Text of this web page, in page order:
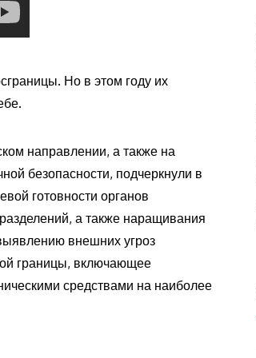
Но в этом году их
направлении, а также на
безопасности, подчеркнули в
готовности органов
а также наращивания
внешних угроз
границы, включающее
средствами на наиболее